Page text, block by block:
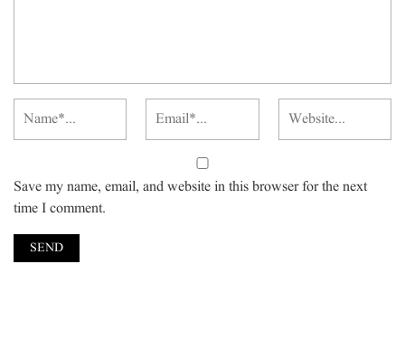
Save my name, email, and website in this browser for the next
time I comment.